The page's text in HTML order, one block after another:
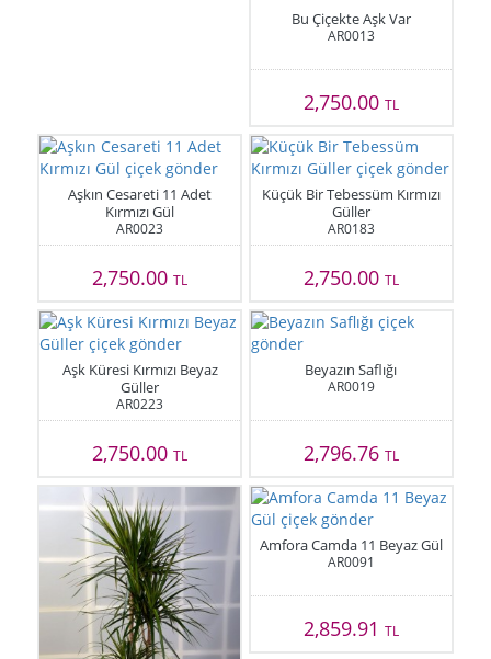
Bu Çiçekte Aşk Var
AR0013
2,750.00 TL
Aşkın Cesareti 11 Adet
Kırmızı Gül
AR0023
2,750.00TL
Küçük Bir Tebessüm Kırmızı
Güller
AR0183
2,750.00 TL
Aşk Küresi Kırmızı Beyaz
Güller
AR0223
2,750.00TL
Beyazın Saflığı
AR0019
2,796.76 TL
Amfora Camda 11 Beyaz Gül
AR0091
2,859.91 TL